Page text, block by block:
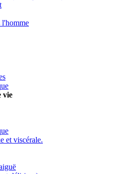
l'homme
vie
et viscérale.